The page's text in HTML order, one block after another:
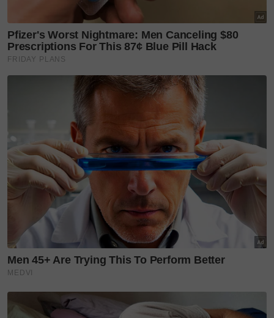
penyelamat segera tiba.
“Tim SAR tolong,” tuturnya
Artikel Berkaitan:
Ajaib! 27 tahun lalu, tempat
duduk 11A rupanya pernah
'selamatkan' lelaki ini. 'Dia
duduk di kerusi sama
seperti saya'
Wanita 'terlepas ajal' nahas
Air India AI 171 gara-gara 10
trafik. 'Saya menggigil, lutut